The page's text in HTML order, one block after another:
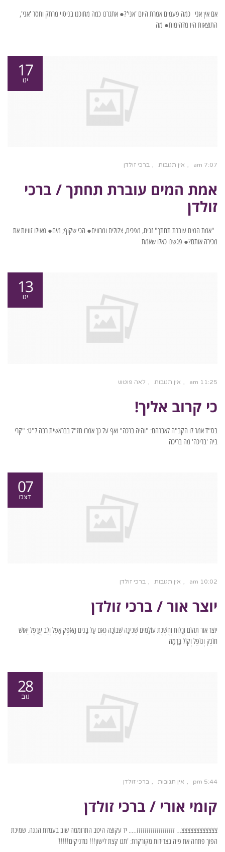
אם אין אני כמה פעמים אמרת היום 'אני'?● אתגרנו כמה מתוכנו בניסוי מרתק וחסר 'אני',
התוצאות היו מדהימות● מה
17
ינו
7:07 am אין תגובות ברכי זולדן
אמת המים עוברת תחתך / ברכי
זולדן
"אמת המים עוברת תחתך" זכים, מפכים, צלולים ומרווים● הכי שקוף; מים● מאילו זוויות את
מכירה אותם?● פגשנו כאלו שאמת
13
ינו
11:25 am אין תגובות לאה פוטש
כי קרוב אליך!
בס"ד אמר לו הקב"ה לאברהם: "והיה ברכה" ואף על כך אמרו חז"ל בבראשית רבה ל"ט: "קרי
ביה 'בריכה' מה בריכה
07
דצמ
10:02 am אין תגובות ברכי זולדן
יוצר אור / ברכי זולדן
יוצר אור תְּהוֹם וְגָלוּת וְחֶשְׁכֶת עוֹלָמִים שְׁכִינָה שֶׁבּוֹכָה כְּאֵם עַל בָּנִים הָאֹפֶק אָפֵל וְלֵב עֲרָפֶל יֵאוּשׁ
חוֹנֵק וְנוֹפֵל וְקוֹל בָּרָמָה
28
נוב
5:44 pm אין תגובות ברכי זולדן
קומי אורי / ברכי זולדן
צצצצצצצצצצצצ… זזזזזזזזזזזזזזזזזזז….. יד עקוצה היטב התרוממה שוב בעמדת הגנה. שמיכת
הפוך פתחה את פיה בצרידות מקורקרת: 'תנו קצת לישון!!! נודניקים!!!!!'